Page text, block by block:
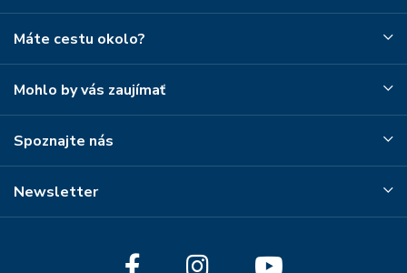
Máte cestu okolo?
Mohlo by vás zaujímať
Spoznajte nás
Newsletter